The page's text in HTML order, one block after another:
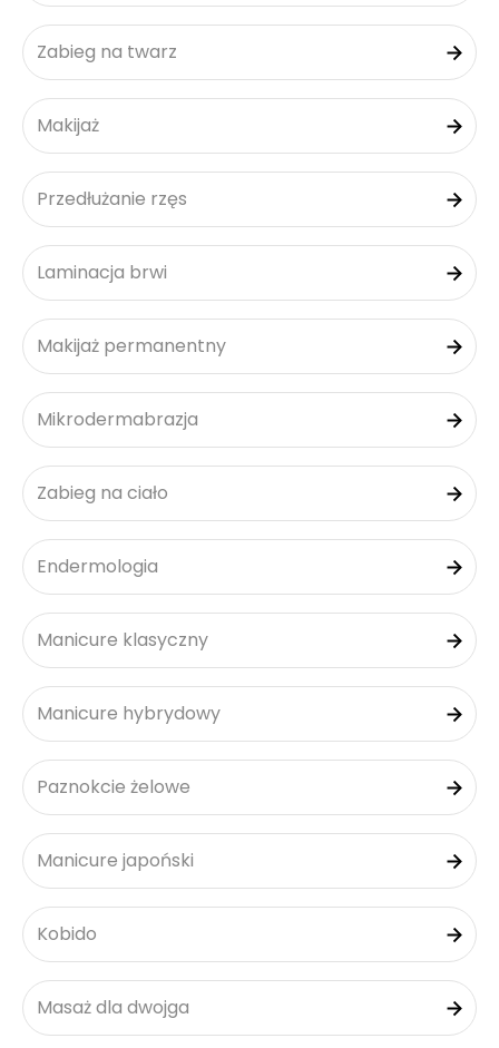
Zabieg na twarz
Makijaż
Przedłużanie rzęs
Laminacja brwi
Makijaż permanentny
Mikrodermabrazja
Zabieg na ciało
Endermologia
Manicure klasyczny
Manicure hybrydowy
Paznokcie żelowe
Manicure japoński
Kobido
Masaż dla dwojga